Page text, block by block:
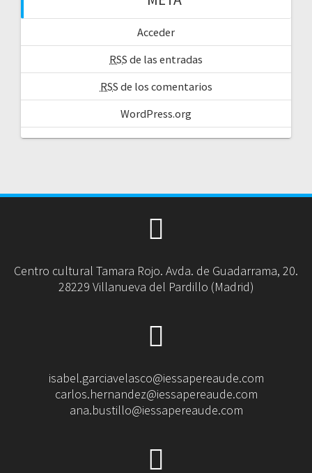
Acceder
RSS de las entradas
RSS de los comentarios
WordPress.org
Centro cultural Tamara Rojo. Avda. de Guadarrama, 20.
28229 Villanueva del Pardillo (Madrid)
isabel.garciavelasco@iessapereaude.com
carlos.hernandez@iessapereaude.com
ana.bustillo@iessapereaude.com